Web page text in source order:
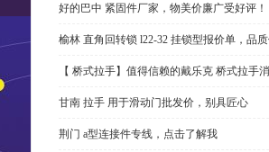
好的巴中 紧固件厂家，物美价廉广受好评！
榆林 直角回转锁 l22-32 挂锁型报价单，品
【 桥式拉手】值得信赖的戴乐克 桥式拉手
甘南 拉手 用于滑动门批发价，别具匠心
荆门 a型连接件专线，点击了解我